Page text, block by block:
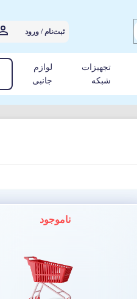
ثبت‌نام / ورود
تجهیزات
شبکه
لوازم
جانبی
ناموجود